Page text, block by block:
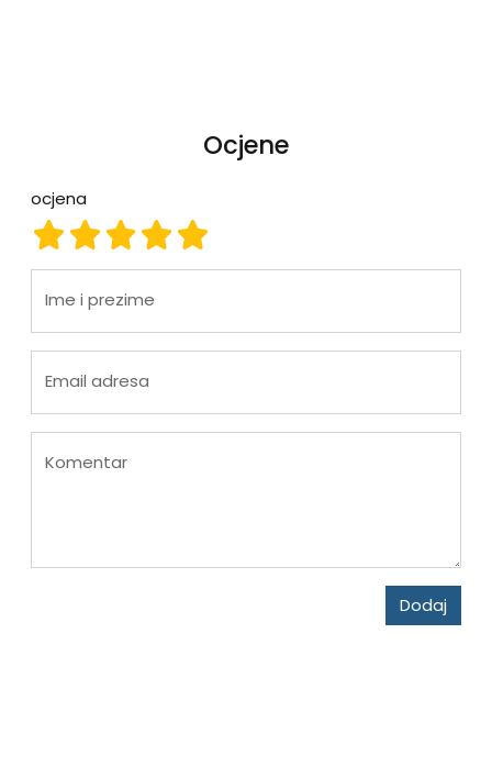
Ocjene
ocjena
ocjena 5
ocjena 4
ocjena 3
ocjena 2
ocjena 1
Ime i prezime
Email adresa
Komentar
Dodaj